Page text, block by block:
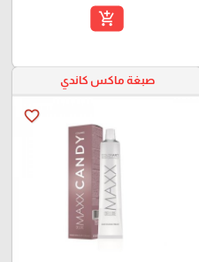
add_shopping_cart
صبغة ماكس كاندي
favorite_border